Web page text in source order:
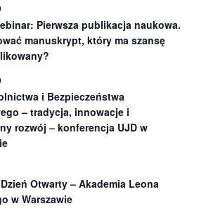
Pierwsza publikacja naukowa.
manuskrypt, który ma szansę
i Bezpieczeństwa
– tradycja, innowacje i
rozwój – konferencja UJD w
Otwarty – Akademia Leona
w Warszawie